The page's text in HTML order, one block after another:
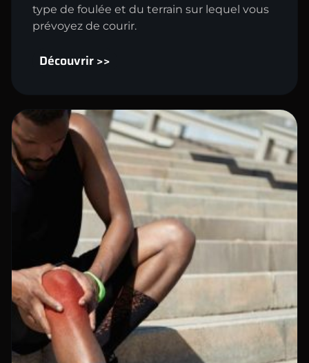
type de foulée et du terrain sur lequel vous
prévoyez de courir.
Découvrir >>